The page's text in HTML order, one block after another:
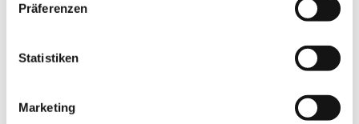
Präferenzen
Statistiken
Marketing